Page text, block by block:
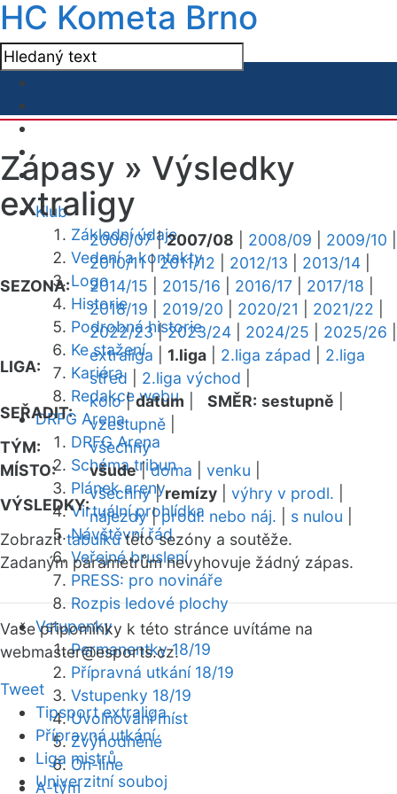
HC Kometa Brno
Klub
Základní údaje
Vedení a kontakty
Logo
Historie
Podrobná historie
Ke stažení
Kariéra
Redakce webu
DRFG Arena
DRFG Arena
Schéma tribun
Plánek areny
Virtuální prohlídka
Návštěvní řád
Veřejné bruslení
PRESS: pro novináře
Rozpis ledové plochy
Vstupenky
Permanentky 18/19
Přípravná utkání 18/19
Vstupenky 18/19
Uvolňování míst
Zvýhodněné
On-line
A-tým
Zápasy » Výsledky
extraligy
SEZONA:
2006/07|2007/08 2008/09 2009/10
2010/11|2011/12 2012/13 2013/14
2014/15
2015/16 2016/17 2017/18
2018/19
2019/20 2020/21 2021/22
2022/23|2023/24 2024/25 2025/26
LIGA:
extraliga 1.liga 2.liga západ
2.liga
střed
2.liga východ
SEŘADIT:
kolo|datum SMĚR: sestupně
vzestupně
TÝM:
všechny
MÍSTO:
všude|doma venku
VÝSLEDKY:
všechny|remízy výhry v prodl.
nájezdy|prodl. nebo náj. s nulou
Zobrazittabulkutéto sezóny a soutěže.
Zadaným parametrům nevyhovuje žádný zápas.
Vaše připomínky k této stránce uvítáme na
webmaster@esports.cz.
Tweet
Tipsport extraliga
Přípravná utkání
Liga mistrů
Univerzitní souboj